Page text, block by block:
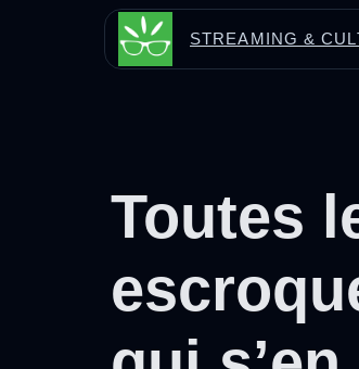
STREAMING &
Toutes